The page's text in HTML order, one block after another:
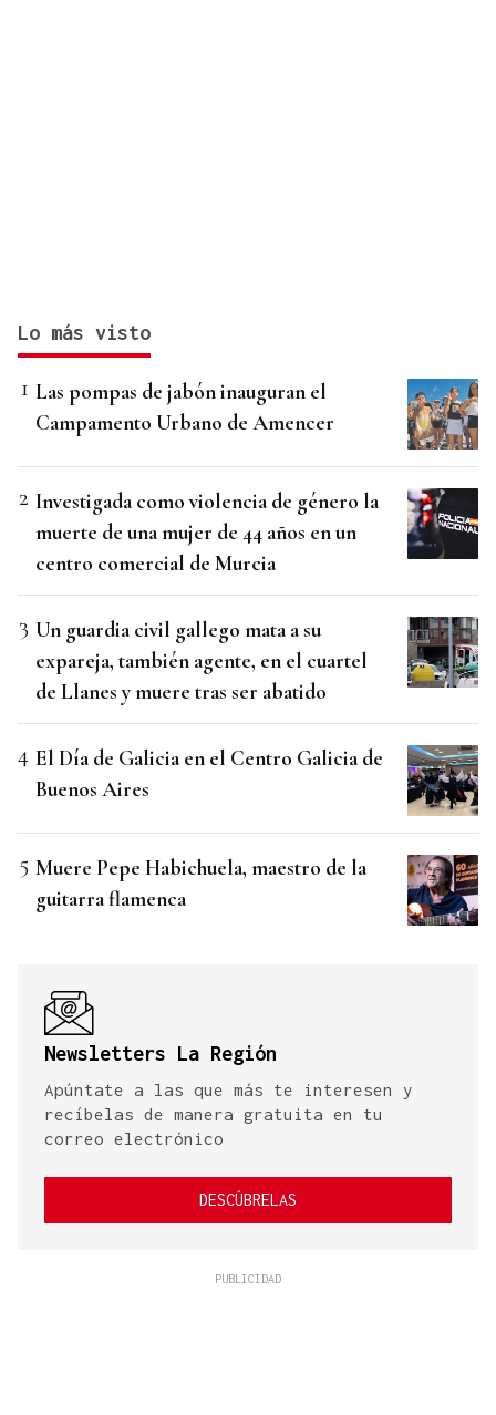
Lo más visto
Las pompas de jabón inauguran el
Campamento Urbano de Amencer
Investigada como violencia de género la
muerte de una mujer de 44 años en un
centro comercial de Murcia
Un guardia civil gallego mata a su
expareja, también agente, en el cuartel
de Llanes y muere tras ser abatido
El Día de Galicia en el Centro Galicia de
Buenos Aires
Muere Pepe Habichuela, maestro de la
guitarra flamenca
Newsletters La Región
Apúntate a las que más te interesen y
recíbelas de manera gratuita en tu
correo electrónico
DESCÚBRELAS